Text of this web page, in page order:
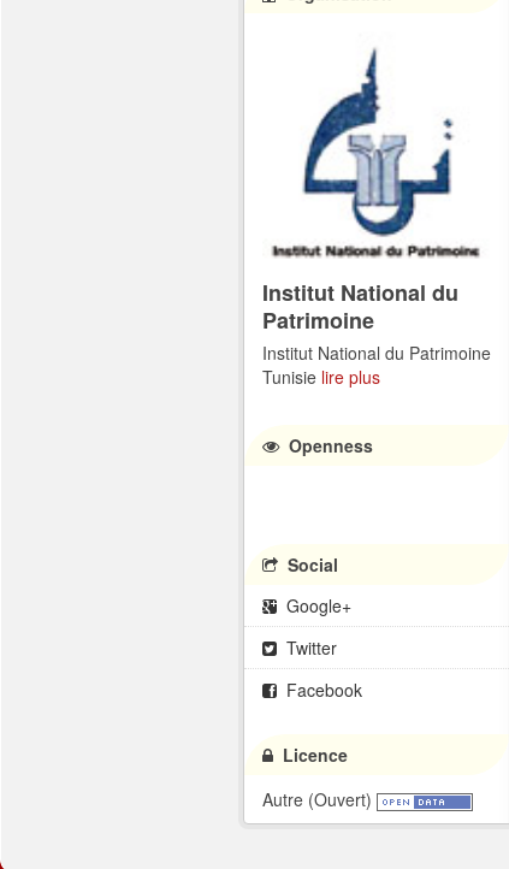
Institut National du
Patrimoine
Institut National du Patrimoine
Tunisie lire plus
Openness
Social
Google+
Twitter
Facebook
Licence
Autre (Ouvert)